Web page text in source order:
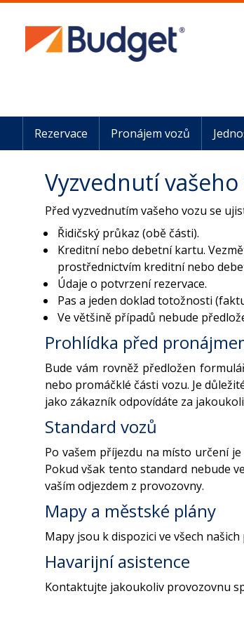
Rezervace Pronájem vozů
Vyzvednutí vašeho
Před vyzvednutím vašeho vozu se
Řidičský průkaz (obě části).
Kreditní nebo debetní kartu.
prostřednictvím kreditní nebo
Údaje o potvrzení rezervace.
Pas a jeden doklad totožnosti
Ve většině případů nebude
Prohlídka před
Bude vám rovněž předložen
nebo promáčklé části vozu. Je
jako zákazník odpovídáte za
Standard vozů
Po vašem příjezdu na místo určení
Pokud však tento standard nebude
vaším odjezdem z provozovny.
Mapy a městské plány
Mapy jsou k dispozici ve všech
Havarijní asistence
Kontaktujte jakoukoliv provozovnu